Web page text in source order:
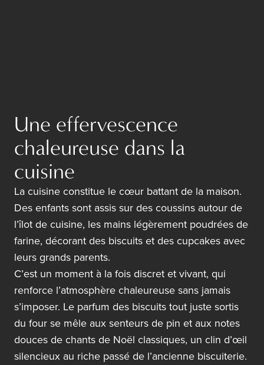
Une effervescence
chaleureuse dans la
cuisine
La cuisine constitue le cœur battant de la maison.
Des enfants sont assis sur des coussins autour de
l’îlot de cuisine, les mains légèrement poudrées de
farine, décorant des biscuits et des cupcakes avec
leurs grands parents.
C’est un moment à la fois discret et vivant, qui
renforce l’atmosphère chaleureuse sans jamais
s’imposer. Le parfum des biscuits tout juste sortis
du four se mêle aux senteurs de pin et aux notes
douces de chants de Noël classiques, un clin d’œil
silencieux au riche passé de l’ancienne biscuiterie.